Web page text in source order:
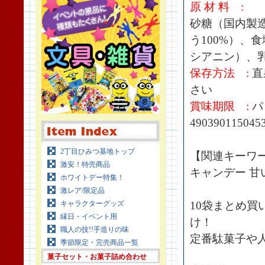
2丁目ひみつ基地トップ
激安！特売商品
ホワイトデー特集！
激レア/限定品
キャラクターグッズ
縁日・イベント用
職人の技!!手造りの味
季節限定・完売商品一覧
菓子セット・お菓子詰め合わせ
原 材 料 :
砂糖（国内製
う100%）、
シアニン）、
保存方法 :
さい
賞味期限 :
【関連キーワ
キャンデー 甘
10袋まとめ買
け！
定番駄菓子や